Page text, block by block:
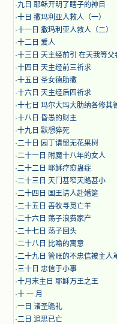
·九日 耶稣开明了瞎子的神目
·十日 撒玛利亚人救人（一）
·十一日 撒玛利亚人救人（二）
·十二日 爱人
·十三日 天主经前引 在天我等父
·十四日 天主经前三祈求
·十五日 圣女德肋撒
·十六日 天主经后四祈求
·十七日 玛尔大玛大肋纳各修其
·十八日 昏愚的财主
·十九日 默想猝死
·二十日 园丁请留无花果树
·二十一日 附魔十八年的女人
·二十二日 耶稣疗愈蛊症
·二十三日 天门甚窄天路甚小
·二十四日 国王请人赴婚筵
·二十五日 善牧寻觅亡羊
·二十六日 荡子浪费家产
·二十七日 荡子回头
·二十八日 比喻的寓意
·二十九日 管账的不忠信被主人
·三十日 忠信于小事
·十月末主日 耶稣万王之王
·十 一 月
·一日 诸圣瞻礼
·二日 追思已亡